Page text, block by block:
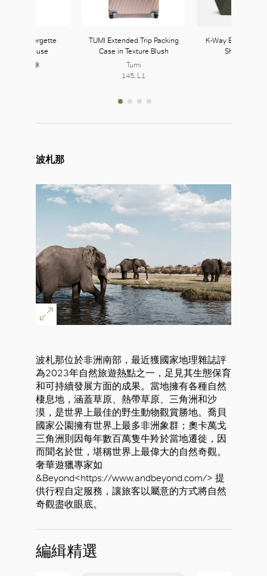
Lilac Georgette
Blouse
CELINE 賽琳
TUMI Extended Trip Packing
Case in Texture Blush
Tumi
145, L1
K-Way Erina L
Shopping
波札那
波札那位於非洲南部，最近獲國家地理雜誌評
為2023年自然旅遊熱點之一，足見其生態保育
和可持續發展方面的成果。當地擁有各種自然
棲息地，涵蓋草原、熱帶草原、三角洲和沙
漠，是世界上最佳的野生動物觀賞勝地。喬貝
國家公園擁有世界上最多非洲象群；奧卡萬戈
三角洲則因每年數百萬隻牛羚於當地遷徙，因
而聞名於世，堪稱世界上最偉大的自然奇觀。
奢華遊獵專家如
&Beyond<https://www.andbeyond.com/> 提
供行程自定服務，讓旅客以屬意的方式將自然
奇觀盡收眼底。
編緝精選